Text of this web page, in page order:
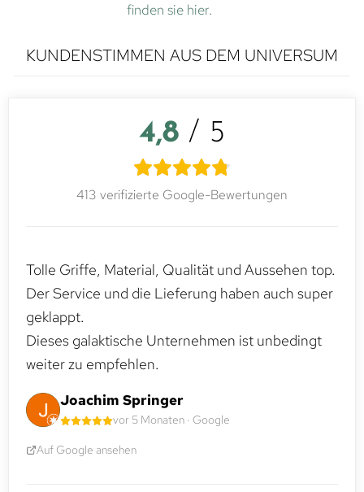
finden sie hier.
KUNDENSTIMMEN AUS DEM UNIVERSUM
4,8 / 5
413 verifizierte Google-Bewertungen
Tolle Griffe, Material, Qualität und Aussehen top.
Der Service und die Lieferung haben auch super
geklappt.
Dieses galaktische Unternehmen ist unbedingt
weiter zu empfehlen.
Joachim Springer
vor 5 Monaten · Google
Auf Google ansehen